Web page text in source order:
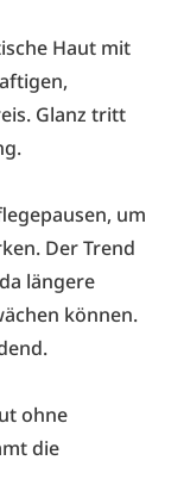
Haut mit
Glanz tritt
um
Der Trend
längere
können.
ohne
die